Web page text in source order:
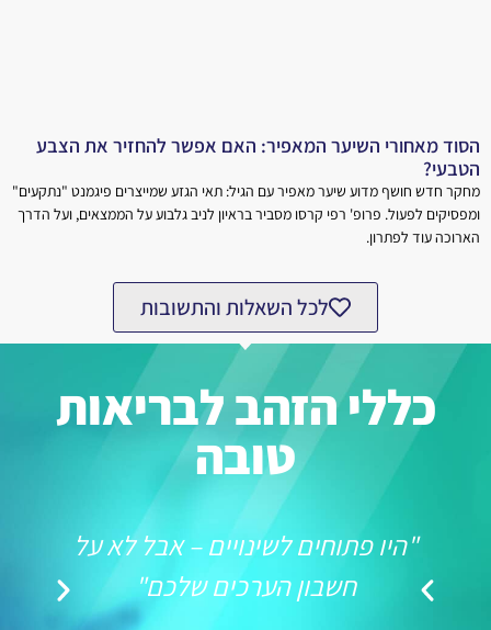
הסוד מאחורי השיער המאפיר: האם אפשר להחזיר את הצבע
הטבעי?
מחקר חדש חושף מדוע שיער מאפיר עם הגיל: תאי הגזע שמייצרים פיגמנט "נתקעים"
ומפסיקים לפעול. פרופ' רפי קרסו מסביר בראיון לניב גלבוע על הממצאים, ועל הדרך
הארוכה עוד לפתרון.
לכל השאלות והתשובות
כללי הזהב לבריאות
טובה
"היו פתוחים לשינויים – אבל לא על
חשבון הערכים שלכם"